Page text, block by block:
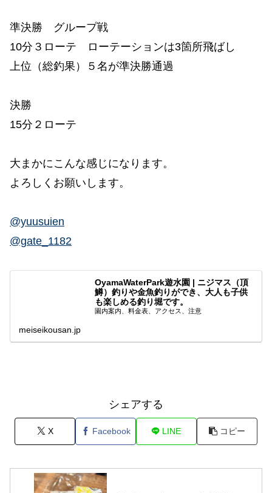
準決勝 グループ戦
10分３ローテ ローテーションは3箇所飛ばし
上位（総釣果）５名が準決勝通過
決勝
15分２ローテ
大まかにこんな感じになります。
よろしくお願いします。
@yuusuien
@gate_1182
OyamaWaterPark遊水園 | ニジマス（頂
鱒）釣りや金魚釣りができ、大人も子供
も楽しめる釣り堀です。
園内案内、料金表、アクセス、注意
meiseikousan.jp
シェアする
X Facebook LINE コピー